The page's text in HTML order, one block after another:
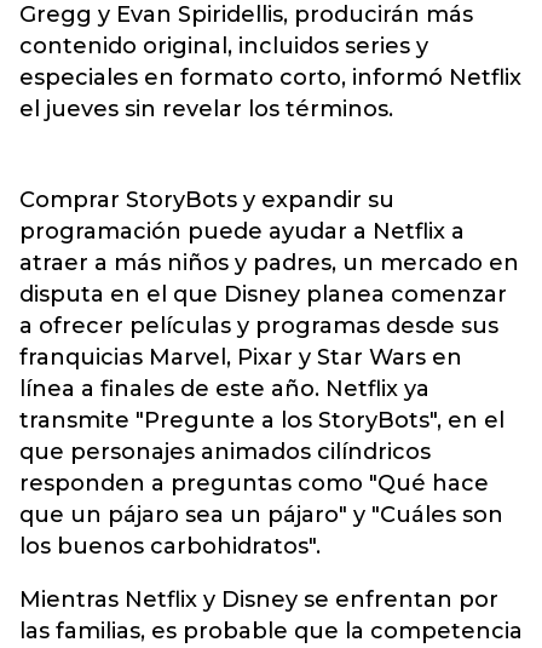
Gregg y Evan Spiridellis, producirán más
contenido original, incluidos series y
especiales en formato corto, informó Netflix
el jueves sin revelar los términos.
Comprar StoryBots y expandir su
programación puede ayudar a Netflix a
atraer a más niños y padres, un mercado en
disputa en el que Disney planea comenzar
a ofrecer películas y programas desde sus
franquicias Marvel, Pixar y Star Wars en
línea a finales de este año. Netflix ya
transmite "Pregunte a los StoryBots", en el
que personajes animados cilíndricos
responden a preguntas como "Qué hace
que un pájaro sea un pájaro" y "Cuáles son
los buenos carbohidratos".
Mientras Netflix y Disney se enfrentan por
las familias, es probable que la competencia